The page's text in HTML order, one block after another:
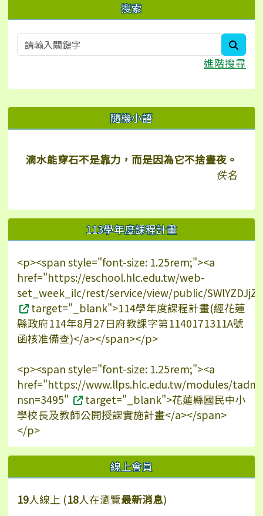
搜索
進階搜尋
右邊區域內容 隨機小語
滴水能穿石不是靠力，而是因為它不捨晝夜。
佚名
113學年度課程計畫
<p><span style="font-size: 1.25rem;"><a
href="https://eschool.hlc.edu.tw/web-
set_week_ilc/rest/service/view/public/
target="_blank">114學年度課程計畫(經花蓮
縣政府114年8月27日府教課字第1140171311A號
函核准備查)</a></span></p>
<p><span style="font-size: 1.25rem;"><a
href="https://www.llps.hlc.edu.tw/modules/
nsn=3495"
target="_blank">花蓮縣國民中小
學校長及教師公開授課實施計畫</a></span>
</p>
線上會員
19人線上 (18人在瀏覽最新消息)